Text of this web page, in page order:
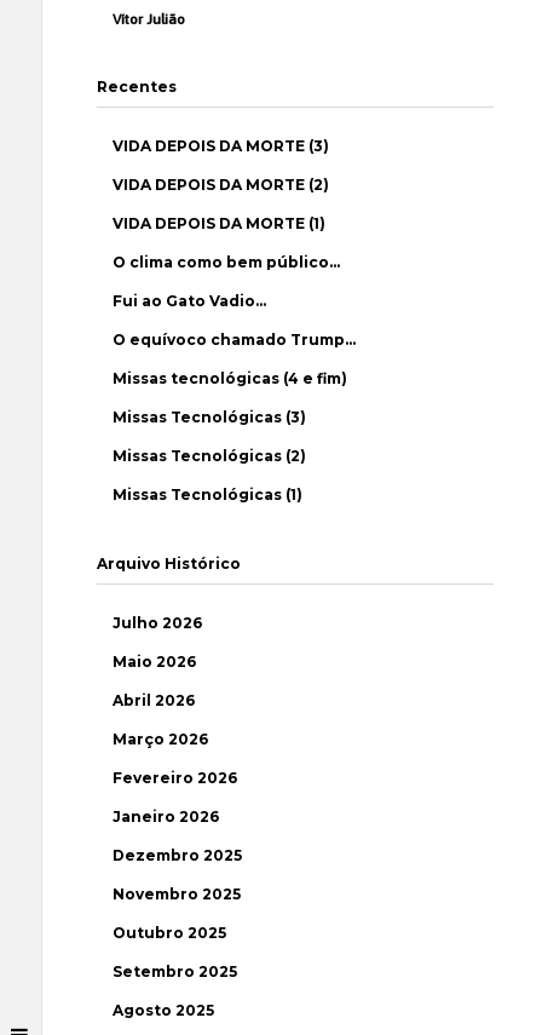
Vítor Julião
Recentes
VIDA DEPOIS DA MORTE (3)
VIDA DEPOIS DA MORTE (2)
VIDA DEPOIS DA MORTE (1)
O clima como bem público…
Fui ao Gato Vadio…
O equívoco chamado Trump…
Missas tecnológicas (4 e fim)
Missas Tecnológicas (3)
Missas Tecnológicas (2)
Missas Tecnológicas (1)
Arquivo Histórico
Julho 2026
Maio 2026
Abril 2026
Março 2026
Fevereiro 2026
Janeiro 2026
Dezembro 2025
Novembro 2025
Outubro 2025
Setembro 2025
Agosto 2025